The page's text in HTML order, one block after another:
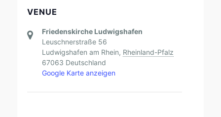
VENUE
Friedenskirche Ludwigshafen
Leuschnerstraße 56
Ludwigshafen am Rhein, Rheinland-Pfalz
67063 Deutschland
Google Karte anzeigen